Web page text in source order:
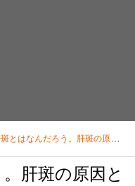
とはなんだろう。肝斑の原因とその対策について。
肝斑の原因と